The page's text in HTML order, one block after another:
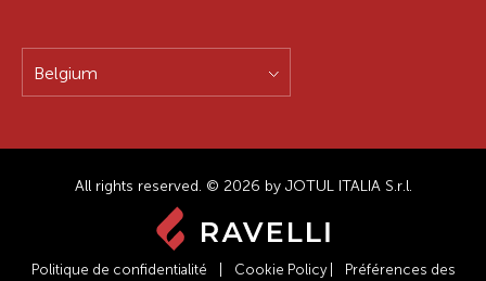
Belgium
All rights reserved. © 2026 by JOTUL ITALIA S.r.l.
Politique de confidentialité Cookie Policy Préférences des